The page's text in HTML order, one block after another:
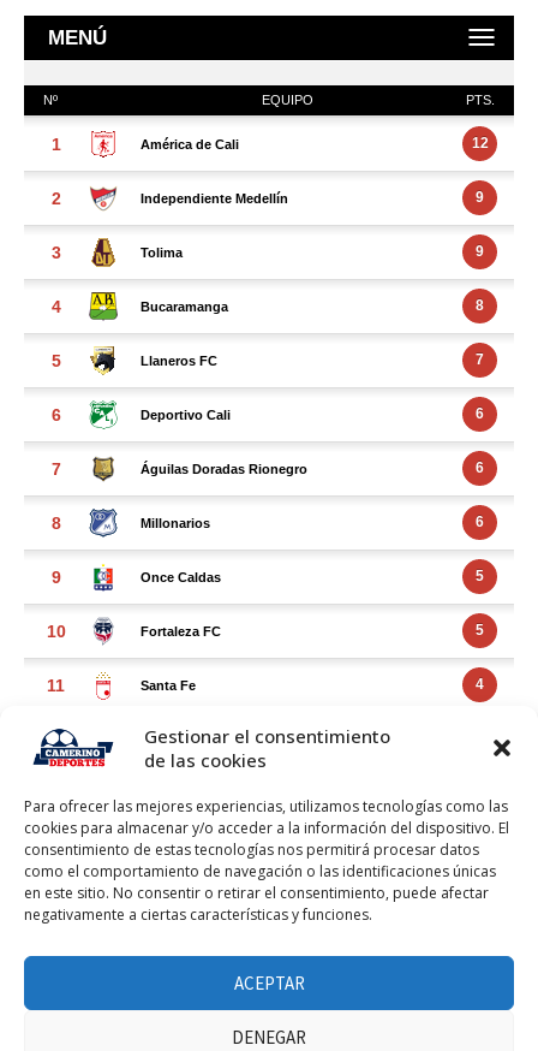
Gestionar el consentimiento
de las cookies
Para ofrecer las mejores experiencias, utilizamos tecnologías como las
cookies para almacenar y/o acceder a la información del dispositivo. El
consentimiento de estas tecnologías nos permitirá procesar datos
como el comportamiento de navegación o las identificaciones únicas
en este sitio. No consentir o retirar el consentimiento, puede afectar
negativamente a ciertas características y funciones.
ACEPTAR
DENEGAR
FACEBOOK FEED
Facebook Feed